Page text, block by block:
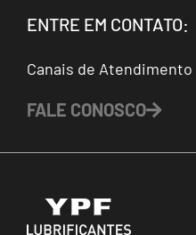
ENTRE EM CONTATO:
Canais de Atendimento
FALE CONOSCO